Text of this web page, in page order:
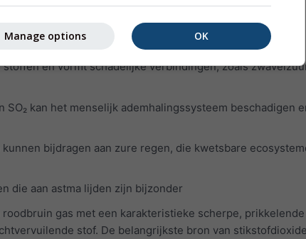
emfyseem en chronische bronchiti
onzichtbaar is en een vieze, penetrante geur heeft. Het
en vormt schadelijke verbindingen, zoals
kan het menselijk ademhalingssysteem beschadigen
kunnen bijdragen aan zure regen, die kwetsbare
die aan astma lijden zijn bijzonder
roodbruin gas met een karakteristieke scherpe, prikkelende
stof. De belangrijkste bron van
OK
Manage options